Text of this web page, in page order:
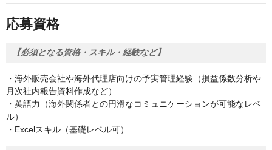
応募資格
【必須となる資格・スキル・経験など】
・海外販売会社や海外代理店向けの予実管理経験（損益係数分析や
月次社内報告資料作成など）
・英語力（海外関係者との円滑なコミュニケーションが可能なレベ
ル）
・Excelスキル（基礎レベル可）